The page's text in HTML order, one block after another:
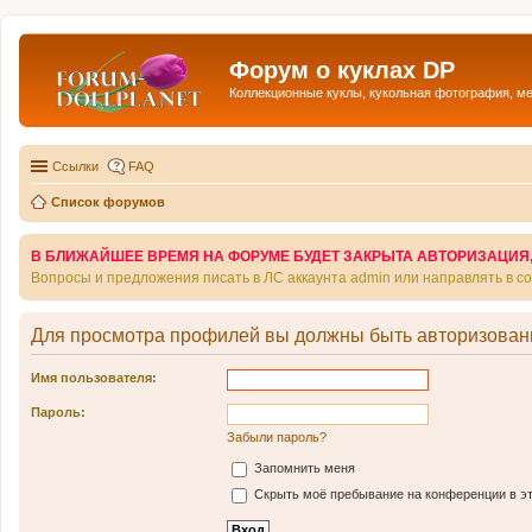
Форум о куклах DP
Коллекционные куклы, кукольная фотография,
Ссылки FAQ
Список форумов
В БЛИЖАЙШЕЕ ВРЕМЯ НА ФОРУМЕ БУДЕТ ЗАКРЫТА
Вопросы и предложения писать в ЛС аккаунта admin или направлять в
Для просмотра профилей вы должны быть
Имя пользователя:
Пароль:
Забыли пароль?
Запомнить меня
Скрыть моё пребывание на конференции в